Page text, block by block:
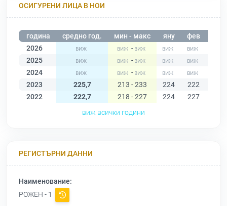
ОСИГУРЕНИ ЛИЦА В НОИ
година средно год. мин - макс яну фев
2026
-
2025
-
2024
-
2023
225,7 213 - 233 224 222
2022
222,7 218 - 227 224 227
виж всички години
РЕГИСТЪРНИ ДАННИ
Наименование:
РОЖЕН - 1